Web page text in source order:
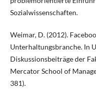
Sozialwissenschaften.
Weimar, D. (2012).
Unterhaltungsbranche. In
Diskussionsbeiträge der
Mercator School of
381).